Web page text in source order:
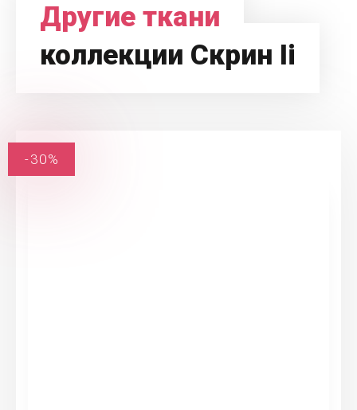
Другие ткани
коллекции Скрин Ii
-30%